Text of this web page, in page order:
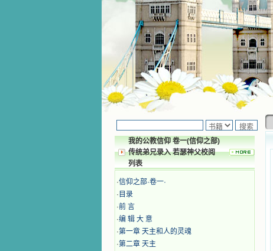
我的公教信仰 卷一(信仰之部)
传统弟兄录入 若瑟神父校阅
列表
·信仰之部·卷一·
· 目录
·前 言
·编 辑 大 意
·第一章 天主和人的灵魂
·第二章 天主